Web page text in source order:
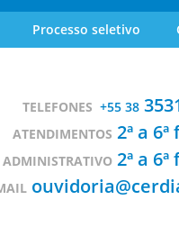
Processo seletivo
TELEFONES +55 38
ATENDIMENTOS 2ª a
ADMINISTRATIVO 2ª a